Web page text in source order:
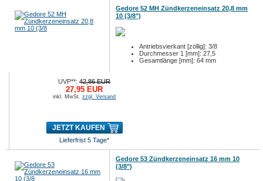
Gedore 52 MH Zündkerzeneinsatz 20,8 mm
10 (3/8")
Antriebsvierkant [zöllig]: 3/8
Durchmesser 1 [mm]: 27,5
Gesamtlänge [mm]: 64 mm
UVP**:42,86 EUR
27,95 EUR
inkl. MwSt.zzgl. Versand
JETZT KAUFEN
Lieferfrist 5 Tage*
Gedore 53 Zündkerzeneinsatz 16 mm 10
(3/8")